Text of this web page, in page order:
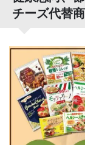
チーズ代替